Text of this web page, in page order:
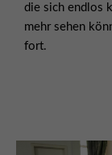
die sich endlos
mehr sehen
fort.